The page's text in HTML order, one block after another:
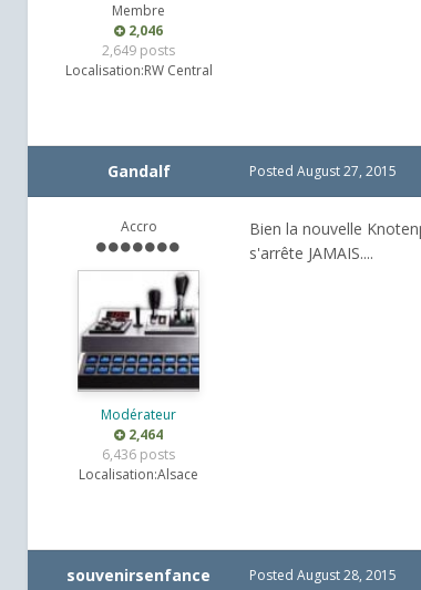
Membre
2,046
2,649 posts
Localisation:RW Central
Gandalf
Accro
Modérateur
2,464
6,436 posts
Localisation:Alsace
Posted August 27, 2015
Bien la nouvelle
s'arrête JAMAIS....
souvenirsenfance Posted August 28, 2015